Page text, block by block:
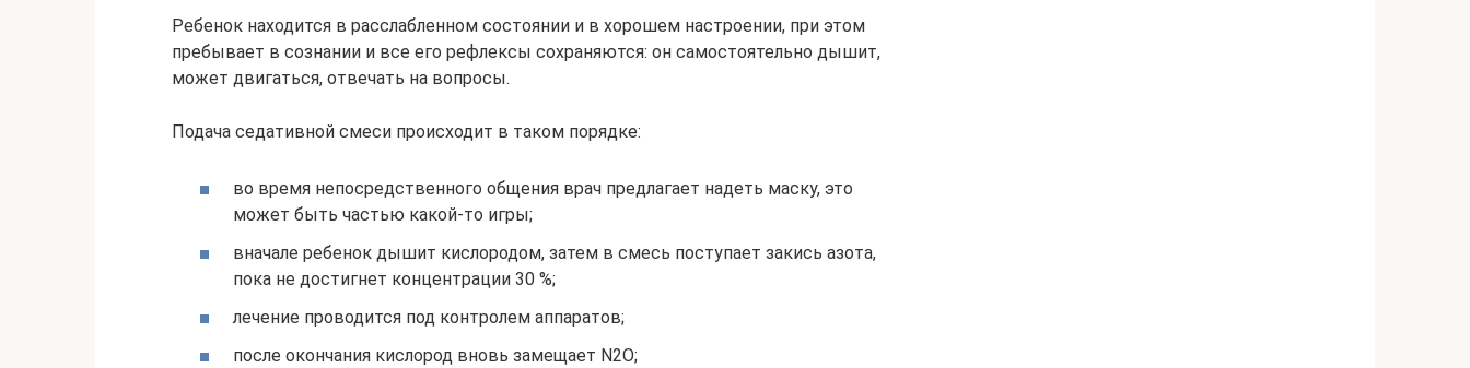
Ребенок находится в расслабленном состоянии и в хорошем настроении, при этом
пребывает в сознании и все его рефлексы сохраняются: он самостоятельно дышит,
может двигаться, отвечать на вопросы.
Подача седативной смеси происходит в таком порядке:
во время непосредственного общения врач предлагает надеть маску, это
может быть частью какой-то игры;
вначале ребенок дышит кислородом, затем в смесь поступает закись азота,
пока не достигнет концентрации 30 %;
лечение проводится под контролем аппаратов;
после окончания кислород вновь замещает N2O;